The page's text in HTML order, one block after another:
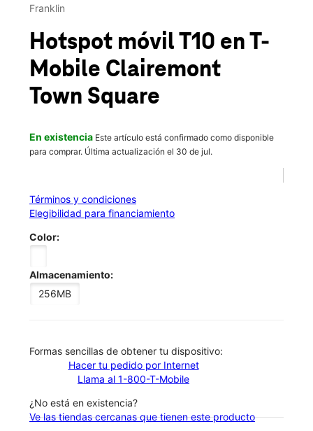
Sáb.:
3952 Clairemont Mesa Blvd Ste C San Diego, CA 92117
Franklin
Hotspot móvil T10 en T-
Mobile Clairemont
Town Square
En existencia Este artículo está confirmado como disponible
para comprar. Última actualización el 30 de jul.
Términos y condiciones
Elegibilidad para financiamiento
Color:
Almacenamiento:
256MB
​​​​​​​Formas sencillas de obtener tu dispositivo:
Hacer tu pedido por Internet
Llama al 1-800-T-Mobile
¿No está en existencia?
Ve las tiendas cercanas que tienen este producto